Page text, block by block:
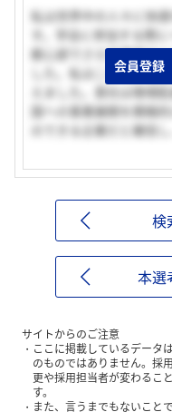
私は世界中の人々に快
す。学会に参加する際
都心部でさえ住環境が
した。私はこの時、現
えました。貴社は環境
国への事業展開を積極
のできる企業だと確信
会員登録
検
本選
サイトからのご注意
ここに掲載しているデータ
のものではありません。採
更や採用担当者が変わるこ
す。
また、言うまでもないこと